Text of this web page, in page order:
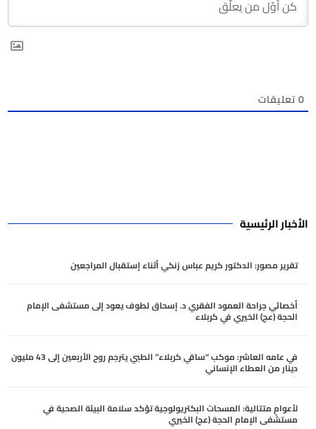
0تعليقات
الأخبار الرئيسية
تقرير مصور: الدكتور كريم عباس زنكي أثناء إستقبال المراجعين
أخصائي جراحة العمود الفقري د. إسحاق لطوف يعود إلى مستشفى الإمام
الحجة (عج) الخيري في كربلاء
في عامه العاشر: موكب “ساقي كربلاء” الطبي يترجم روح الأربعين إلى 43 مليون
دينار من العطاء الإنساني
لأعوامٍ متتالية: المسحات البكتريولوجية تؤكد سلامة البيئة الصحية في
مستشفى الإمام الحجة (عج) الخيري